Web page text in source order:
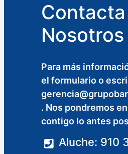
Nosotros
Para más
el formulario o
. Nos pondremos
contigo lo antes
Aluche: 910